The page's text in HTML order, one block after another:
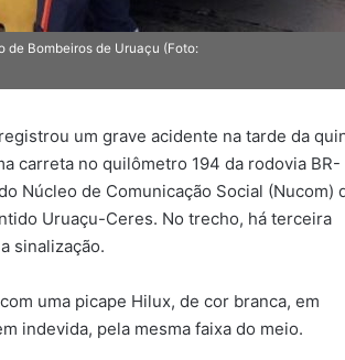
de Bombeiros de Uruaçu (Foto:
um grave acidente na tarde da
carreta no quilômetro 194 da rodovia BR-
Núcleo de Comunicação Social (Nucom)
Uruaçu-Ceres. No trecho, há terceira
sinalização.
uma picape Hilux, de cor branca, em
indevida, pela mesma faixa do meio.